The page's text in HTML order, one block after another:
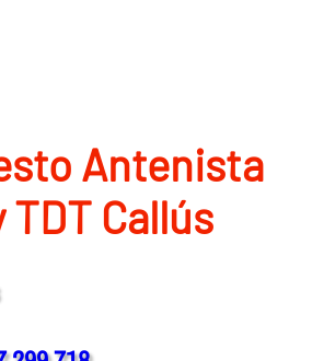
Antenista
TDT Callús